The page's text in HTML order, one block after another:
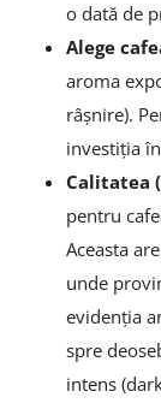
o dată de
Alege
aroma
râșnire).
investiția
Calitatea
pentru
Aceasta
unde
evidenția
spre
intens